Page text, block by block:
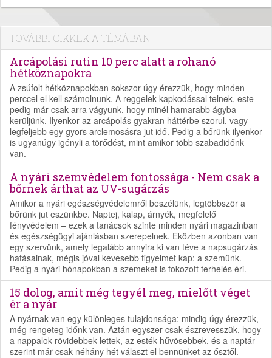
TOVÁBBI CIKKEK A TÉMÁBAN
Arcápolási rutin 10 perc alatt a rohanó
hétköznapokra
A zsúfolt hétköznapokban sokszor úgy érezzük, hogy minden
perccel el kell számolnunk. A reggelek kapkodással telnek, este
pedig már csak arra vágyunk, hogy minél hamarabb ágyba
kerüljünk. Ilyenkor az arcápolás gyakran háttérbe szorul, vagy
legfeljebb egy gyors arclemosásra jut idő. Pedig a bőrünk ilyenkor
is ugyanúgy igényli a törődést, mint amikor több szabadidőnk
van.
A nyári szemvédelem fontossága - Nem csak a
bőrnek árthat az UV-sugárzás
Amikor a nyári egészségvédelemről beszélünk, legtöbbször a
bőrünk jut eszünkbe. Naptej, kalap, árnyék, megfelelő
fényvédelem – ezek a tanácsok szinte minden nyári magazinban
és egészségügyi ajánlásban szerepelnek. Eközben azonban van
egy szervünk, amely legalább annyira ki van téve a napsugárzás
hatásainak, mégis jóval kevesebb figyelmet kap: a szemünk.
Pedig a nyári hónapokban a szemeket is fokozott terhelés éri.
15 dolog, amit még tegyél meg, mielőtt véget
ér a nyár
A nyárnak van egy különleges tulajdonsága: mindig úgy érezzük,
még rengeteg időnk van. Aztán egyszer csak észrevesszük, hogy
a nappalok rövidebbek lettek, az esték hűvösebbek, és a naptár
szerint már csak néhány hét választ el bennünket az ősztől.